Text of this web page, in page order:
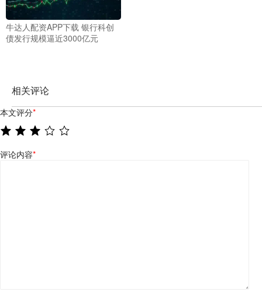
牛达人配资APP下载 银行科创
债发行规模逼近3000亿元
相关评论
本文评分*
评论内容*